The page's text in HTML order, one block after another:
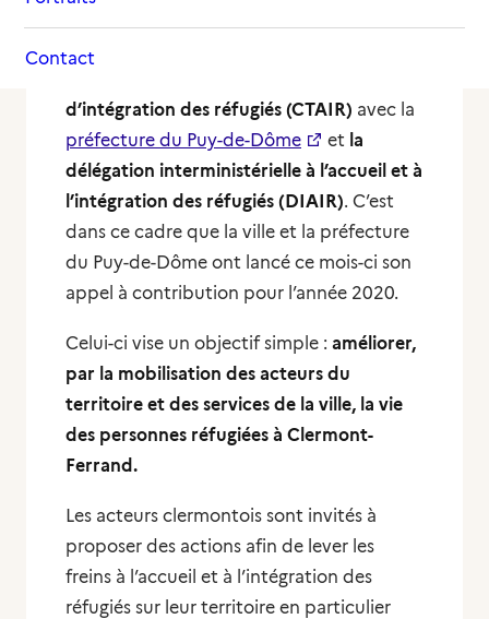
Contactla ville de Clermont-Ferrand a signé en
d’intégration des réfugiés (CTAIR) avec la
préfecture du Puy-de-Dôme
et la
délégation interministérielle à l’accueil et à
l’intégration des réfugiés (DIAIR). C’est
dans ce cadre que la ville et la préfecture
du Puy-de-Dôme ont lancé ce mois-ci son
appel à contribution pour l’année 2020.
Celui-ci vise un objectif simple : améliorer,
par la mobilisation des acteurs du
territoire et des services de la ville, la vie
des personnes réfugiées à Clermont-
Ferrand.
Les acteurs clermontois sont invités à
proposer des actions afin de lever les
freins à l’accueil et à l’intégration des
réfugiés sur leur territoire en particulier